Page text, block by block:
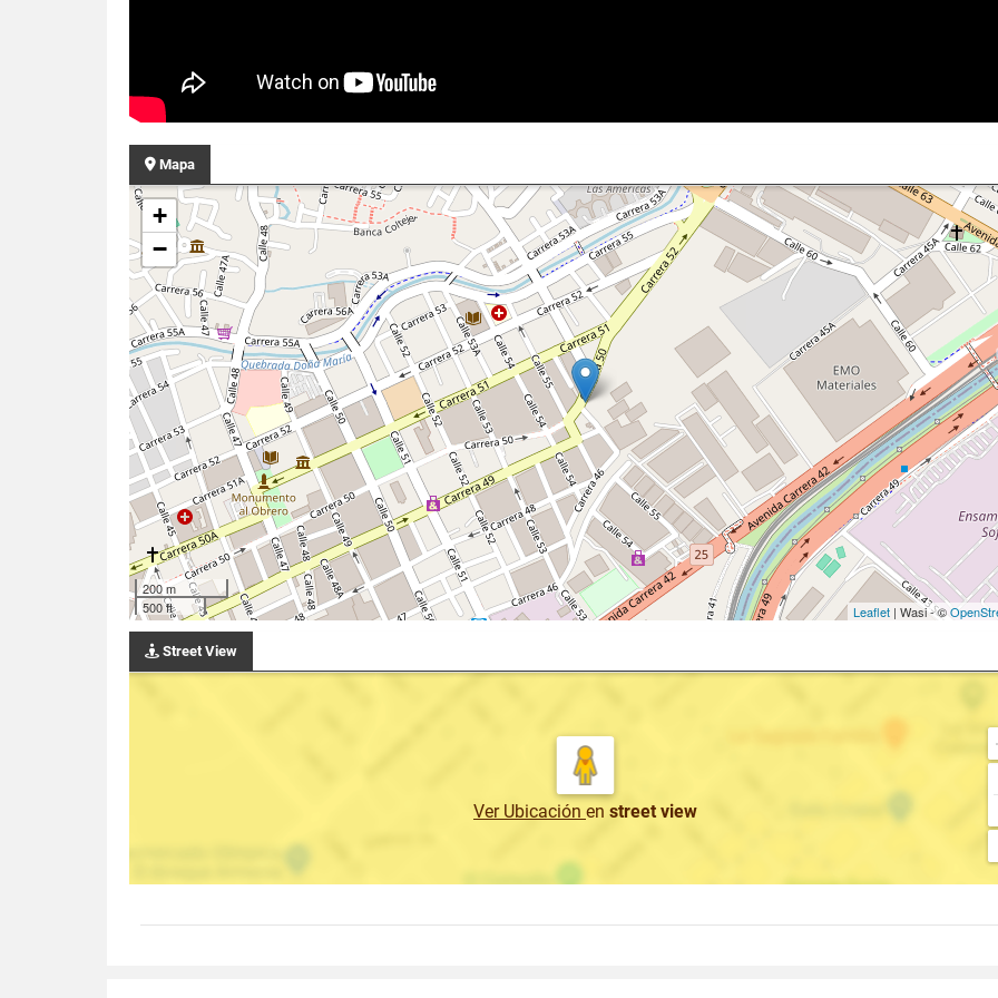
Mapa
+
−
200 m
500 ft
Leaflet | Wasi - ©
Street View
Ver Ubicación en street view